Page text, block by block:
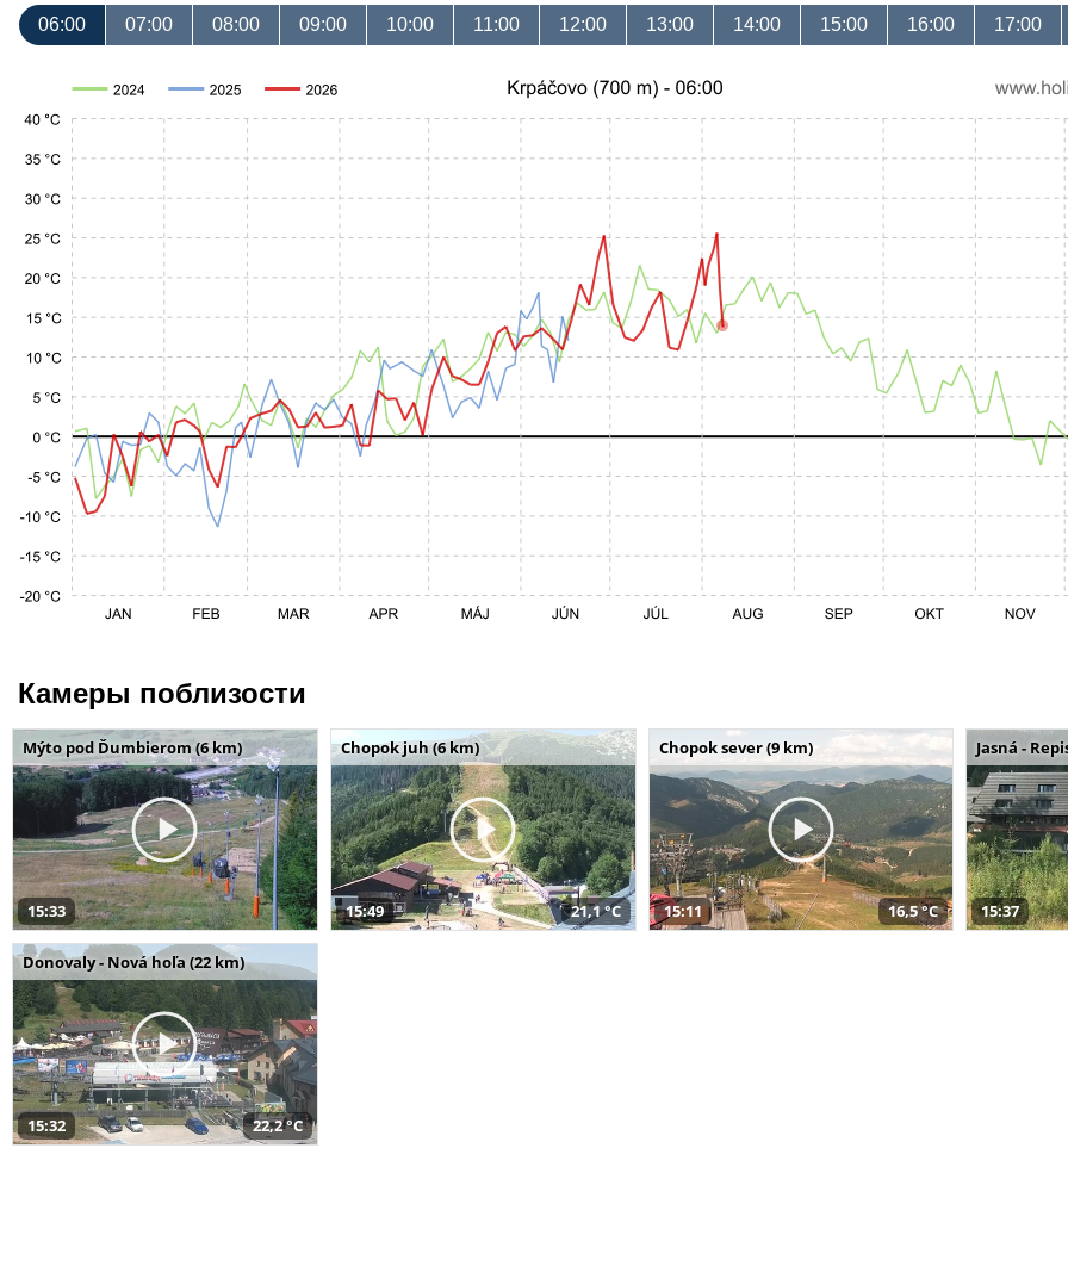
06:00 07:00 08:00 09:00 10:00 11:00 12:00 13:00 14:00 15:00 16:00 17:00
Камеры поблизости
Mýto pod Ďumbierom (6 km)
15:33
Chopok juh (6 km)
15:49 21,1 °C
Chopok sever (9 km)
15:11 16,5 °C
Jasná -
15:37
Donovaly - Nová hoľa (22 km)
15:32 22,2 °C